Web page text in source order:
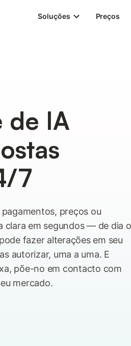
Soluções Preços
de IA
7
preços ou
clara em segundos — de dia
fazer alterações em seu
autorizar, uma a uma. E
põe-no em contacto com
mercado.